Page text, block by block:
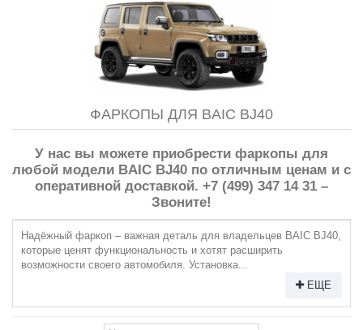
ФАРКОПЫ ДЛЯ BAIC BJ40
У нас вы можете приобрести фаркопы для
любой модели BAIC BJ40 по отличным ценам и с
оперативной доставкой. +7 (499) 347 14 31 –
Звоните!
Надёжный фаркоп – важная деталь для владельцев BAIC BJ40,
которые ценят функциональность и хотят расширить
возможности своего автомобиля. Установка...
ЕЩЕ